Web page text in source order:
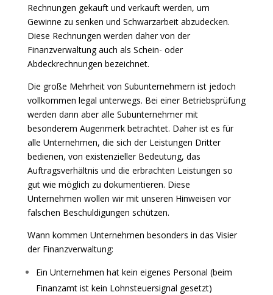
Rechnungen gekauft und verkauft werden, um
Gewinne zu senken und Schwarzarbeit abzudecken.
Diese Rechnungen werden daher von der
Finanzverwaltung auch als Schein- oder
Abdeckrechnungen bezeichnet.
Die große Mehrheit von Subunternehmern ist jedoch
vollkommen legal unterwegs. Bei einer Betriebsprüfung
werden dann aber alle Subunternehmer mit
besonderem Augenmerk betrachtet. Daher ist es für
alle Unternehmen, die sich der Leistungen Dritter
bedienen, von existenzieller Bedeutung, das
Auftragsverhältnis und die erbrachten Leistungen so
gut wie möglich zu dokumentieren. Diese
Unternehmen wollen wir mit unseren Hinweisen vor
falschen Beschuldigungen schützen.
Wann kommen Unternehmen besonders in das Visier
der Finanzverwaltung:
Ein Unternehmen hat kein eigenes Personal (beim
Finanzamt ist kein Lohnsteuersignal gesetzt)